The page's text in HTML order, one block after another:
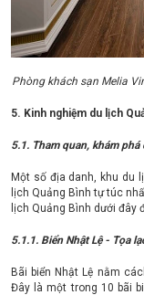
Phòng khách sạn Melia
5. Kinh nghiệm du lịch
5.1. Tham quan, khám
Một số địa danh, khu du
lịch Quảng Bình tự túc
lịch Quảng Bình dưới đây
5.1.1. Biển Nhật Lệ - Tọa
Bãi biển Nhật Lệ nằm
Đây là một trong 10 bãi